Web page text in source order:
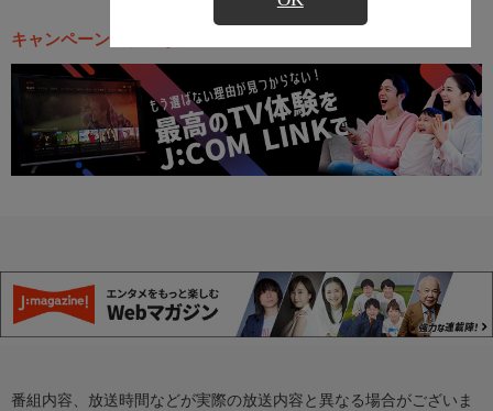
キャンペーン・お得な情報
番組内容、放送時間などが実際の放送内容と異なる場合がございま